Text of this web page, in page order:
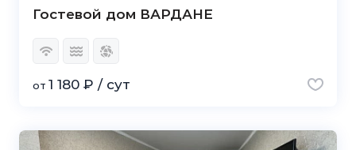
Гостевой дом ВАРДАНЕ
от 1 180 ₽ / сут